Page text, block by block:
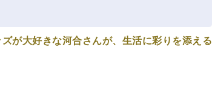
が大好きな河合さんが、生活に彩りを添える